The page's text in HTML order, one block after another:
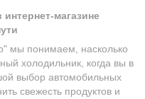
магазине
мы понимаем, насколько
холодильник, когда вы в
выбор автомобильных
свежесть продуктов и